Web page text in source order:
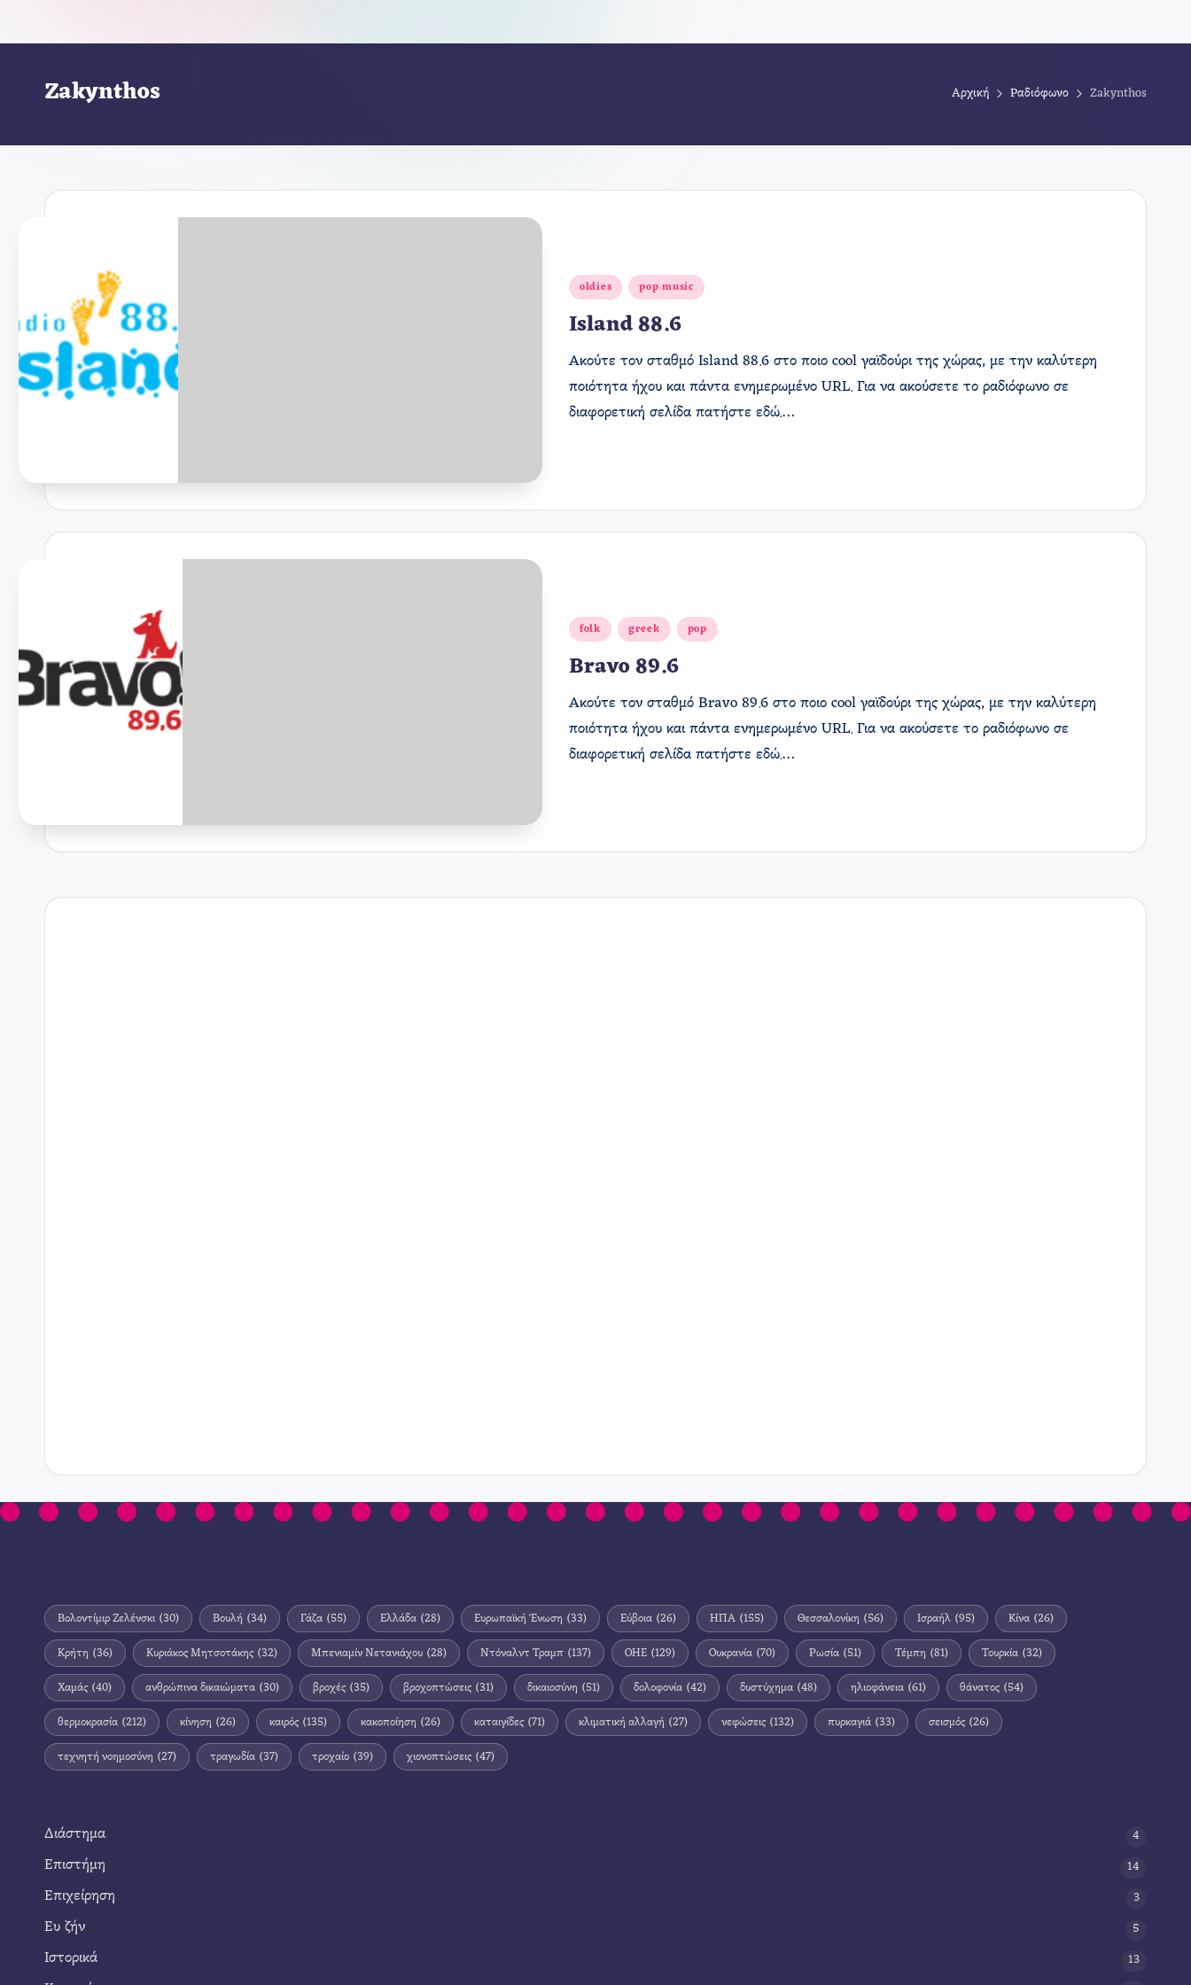
Zakynthos Αρχική Ραδιόφωνο Zakynthos
Αναρτήθηκε
oldies pop music
Island 88.6
Ακούτε τον σταθμό Island 88.6 στο ποιο cool γαϊδούρι της χώρας, με την καλύτερη
ποιότητα ήχου και πάντα ενημερωμένο URL. Για να ακούσετε το ραδιόφωνο σε
διαφορετική σελίδα πατήστε εδώ.…
Αναρτήθηκε
folk greek pop
Bravo 89.6
Ακούτε τον σταθμό Bravo 89.6 στο ποιο cool γαϊδούρι της χώρας, με την καλύτερη
ποιότητα ήχου και πάντα ενημερωμένο URL. Για να ακούσετε το ραδιόφωνο σε
διαφορετική σελίδα πατήστε εδώ.…
Βολοντίμιρ Ζελένσκι (30) Βουλή (34) Γάζα (55) Ελλάδα (28) Ευρωπαϊκή Ένωση (33) Εύβοια (26) ΗΠΑ (155) Θεσσαλονίκη (56) Ισραήλ (95) Κίνα (26)
Κρήτη (36) Κυριάκος Μητσοτάκης (32) Μπενιαμίν Νετανιάχου (28) Ντόναλντ Τραμπ (137) ΟΗΕ (129) Ουκρανία (70) Ρωσία (51) Τέμπη (81) Τουρκία (32)
Χαμάς (40) ανθρώπινα δικαιώματα (30) βροχές (35) βροχοπτώσεις (31) δικαιοσύνη (51) δολοφονία (42) δυστύχημα (48) ηλιοφάνεια (61) θάνατος (54)
θερμοκρασία (212) κίνηση (26) καιρός (135) κακοποίηση (26) καταιγίδες (71) κλιματική αλλαγή (27) νεφώσεις (132) πυρκαγιά (33) σεισμός (26)
τεχνητή νοημοσύνη (27) τραγωδία (37) τροχαίο (39) χιονοπτώσεις (47)
Διάστημα 4
Επιστήμη 14
Επιχείρηση 3
Ευ ζήν 5
Ιστορικά 13